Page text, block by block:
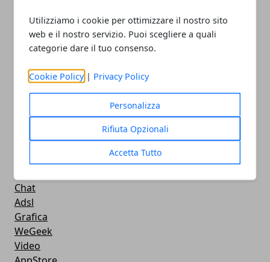
Utilizziamo i cookie per ottimizzare il nostro sito
web e il nostro servizio. Puoi scegliere a quali
categorie dare il tuo consenso.
Cookie Policy | Privacy Policy
Personalizza
Rifiuta Opzionali
Accetta Tutto
Apple
Videogames
Streaming
Android
Musica
MacBook
Google Maps
Hardware
Chat
Adsl
Grafica
WeGeek
Video